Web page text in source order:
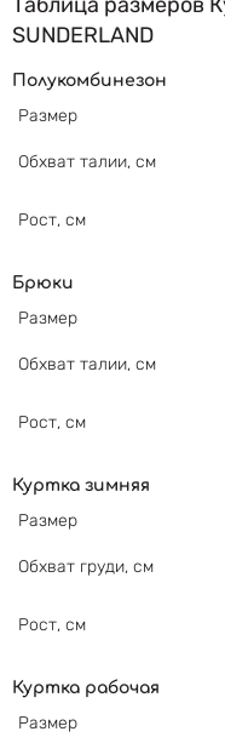
SUNDERLAND
Полукомбинезон
Размер
Обхват талии, см
Рост, см
Брюки
Размер
Обхват талии, см
Рост, см
Куртка зимняя
Размер
Обхват груди, см
Рост, см
Куртка рабочая
Размер